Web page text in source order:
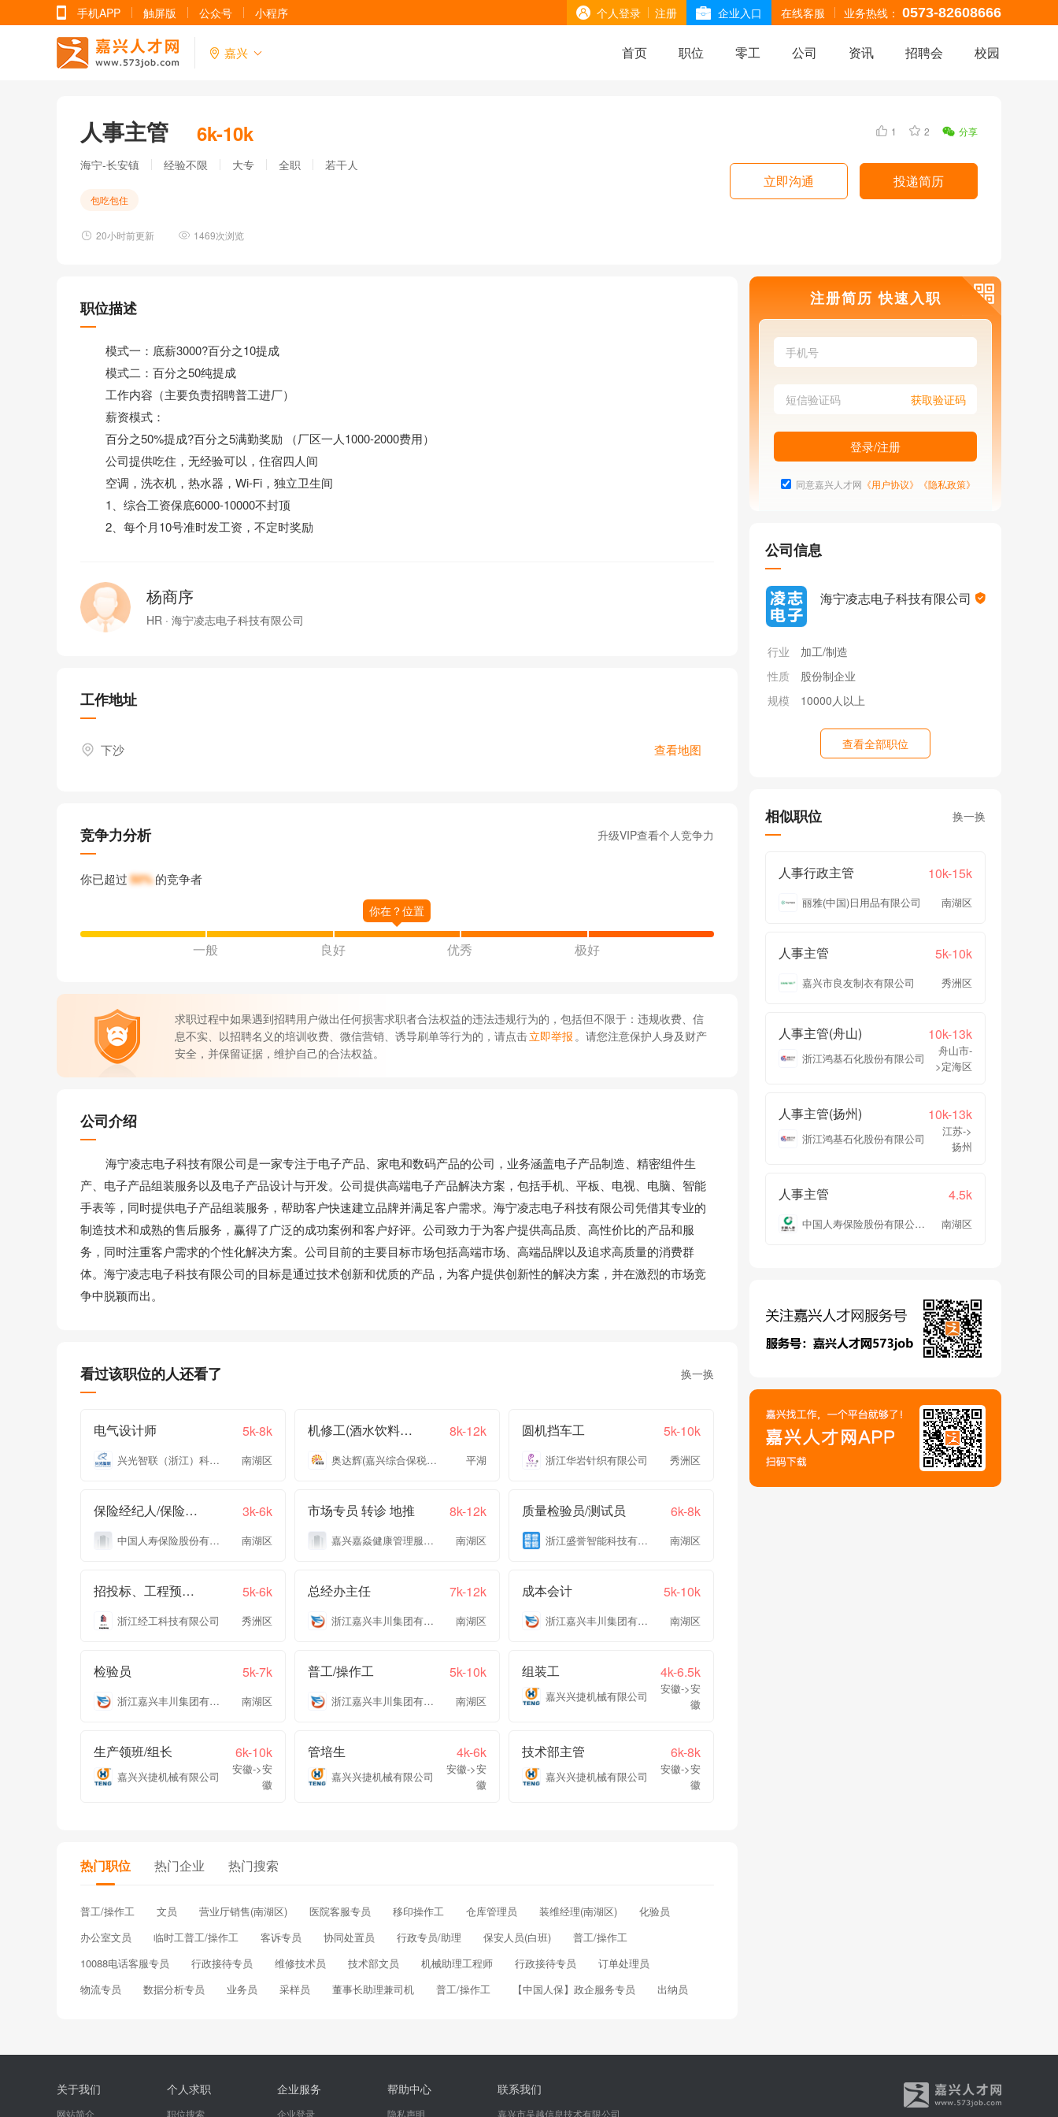
在线客服 业务热线： 0573-82608666
个人登录 注册 企业入口
手机APP 触屏版 公众号 小程序
嘉兴 首页 职位 零工 公司 资讯 招聘会 校园
人事主管 6k-10k
海宁-长安镇 经验不限 大专 全职 若干人
包吃包住
20小时前更新 1469次浏览
分享
2
1
投递简历
立即沟通
职位描述
模式一：底薪3000?百分之10提成
模式二：百分之50纯提成
工作内容（主要负责招聘普工进厂）
薪资模式：
百分之50%提成?百分之5满勤奖励 （厂区一人1000-2000费用）
公司提供吃住，无经验可以，住宿四人间
空调，洗衣机，热水器，Wi-Fi，独立卫生间
1、综合工资保底6000-10000不封顶
2、每个月10号准时发工资，不定时奖励
杨商序
HR · 海宁凌志电子科技有限公司
工作地址
下沙 查看地图
竞争力分析 升级VIP查看个人竞争力
你已超过50%的竞争者
一般 良好 优秀 极好
求职过程中如果遇到招聘用户做出任何损害求职者合法权益的违法违规行为的，包括但不限于：违规收费、信
息不实、以招聘名义的培训收费、微信营销、诱导刷单等行为的，请点击立即举报 。请您注意保护人身及财产
安全，并保留证据，维护自己的合法权益。
公司介绍
海宁凌志电子科技有限公司是一家专注于电子产品、家电和数码产品的公司，业务涵盖电子产品制造、精密组件生
产、电子产品组装服务以及电子产品设计与开发。公司提供高端电子产品解决方案，包括手机、平板、电视、电脑、智能
手表等，同时提供电子产品组装服务，帮助客户快速建立品牌并满足客户需求。海宁凌志电子科技有限公司凭借其专业的
制造技术和成熟的售后服务，赢得了广泛的成功案例和客户好评。公司致力于为客户提供高品质、高性价比的产品和服
务，同时注重客户需求的个性化解决方案。公司目前的主要目标市场包括高端市场、高端品牌以及追求高质量的消费群
体。海宁凌志电子科技有限公司的目标是通过技术创新和优质的产品，为客户提供创新性的解决方案，并在激烈的市场竞
争中脱颖而出。
看过该职位的人还看了 换一换
电气设计师 5k-8k
兴光智联（浙江）科技有限公司 南湖区
机修工(酒水饮料生产线) 8k-12k
奥达辉(嘉兴综合保税区)进出口有限公司 平湖
圆机挡车工 5k-10k
浙江华岩针织有限公司 秀洲区
保险经纪人/保险代理 3k-6k
中国人寿保险股份有限公司嘉兴市南湖区支公司 南湖区
市场专员 转诊 地推 8k-12k
嘉兴嘉焱健康管理服务有限公司 南湖区
质量检验员/测试员 6k-8k
浙江盛誉智能科技有限公司 南湖区
招投标、工程预结算 5k-6k
浙江经工科技有限公司 秀洲区
总经办主任 7k-12k
浙江嘉兴丰川集团有限公司 南湖区
成本会计 5k-10k
浙江嘉兴丰川集团有限公司 南湖区
检验员 5k-7k
浙江嘉兴丰川集团有限公司 南湖区
普工/操作工 5k-10k
浙江嘉兴丰川集团有限公司 南湖区
组装工 4k-6.5k
嘉兴兴捷机械有限公司
安徽->安
徽
生产领班/组长 6k-10k
嘉兴兴捷机械有限公司
安徽->安
徽
管培生 4k-6k
嘉兴兴捷机械有限公司
安徽->安
徽
技术部主管 6k-8k
嘉兴兴捷机械有限公司
安徽->安
徽
热门职位 热门企业 热门搜索
普工/操作工 文员 营业厅销售(南湖区) 医院客服专员 移印操作工 仓库管理员 装维经理(南湖区)
化验员
办公室文员
临时工普工/操作工 客诉专员 协同处置员 行政专员/助理 保安人员(白班)
普工/操作工
10088电话客服专员
行政接待专员 维修技术员 技术部文员 机械助理工程师 行政接待专员
订单处理员
物流专员
数据分析专员 业务员 采样员 董事长助理兼司机 普工/操作工 【中国人保】政企服务专员 出纳员
注册简历 快速入职
同意嘉兴人才网 《用户协议》 《隐私政策》
公司信息
海宁凌志电子科技有限公司
行业
加工/制造
性质
股份制企业
规模
10000人以上
查看全部职位
相似职位 换一换
人事行政主管 10k-15k
丽雅(中国)日用品有限公司 南湖区
人事主管 5k-10k
嘉兴市良友制衣有限公司 秀洲区
人事主管(舟山) 10k-13k
浙江鸿基石化股份有限公司
舟山市-
>定海区
人事主管(扬州) 10k-13k
浙江鸿基石化股份有限公司
江苏->
扬州
人事主管 4.5k
中国人寿保险股份有限公司嘉兴市南湖区支公司凤桥镇营销服务部 南湖区
关于我们
网站简介
个人求职
职位搜索
企业服务
企业登录
帮助中心
隐私声明
联系我们
嘉兴市吴越信息技术有限公司